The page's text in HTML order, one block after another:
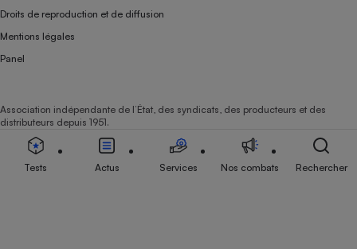
Droits de reproduction et de diffusion
Mentions légales
Panel
Association indépendante de l’État, des syndicats, des producteurs et des
distributeurs depuis 1951.
Tests Actus Services Nos combats Rechercher